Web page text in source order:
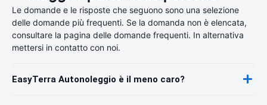
Le domande e le risposte che seguono sono una selezione
delle domande più frequenti. Se la domanda non è elencata,
consultare la pagina delle domande frequenti. In alternativa
mettersi in contatto con noi.
EasyTerra Autonoleggio è il meno caro?